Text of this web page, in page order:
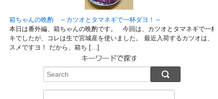
箱ちゃんの晩酌 ～カツオとタマネギで一杯ダヨ！～
本日は番外編、箱ちゃんの晩酌です。 今回は、カツオとタマネギで一
キでしたが、コレは生で宮城産を使いました。 最近入荷するカツオは、
スメですヨ！ だから、箱ち […]